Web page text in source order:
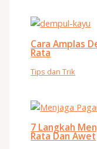
Cara Amplas
Rata
Tips dan Trik
7 Langkah
Rata Dan Awet